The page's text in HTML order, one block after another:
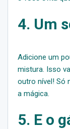
4. Um
Adicione um
mistura. Isso
outro nível! Só
a mágica.
5. E o